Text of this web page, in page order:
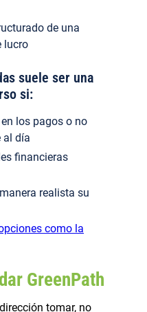
de una
lucro
suele ser una
si:
los pagos o no
al día
financieras
realista su
como la
GreenPath
tomar, no